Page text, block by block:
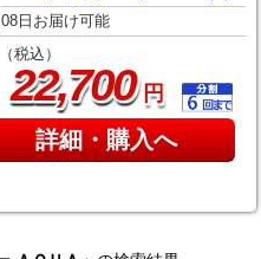
日お届け可能
（税込）
22,700円
詳細・購入へ